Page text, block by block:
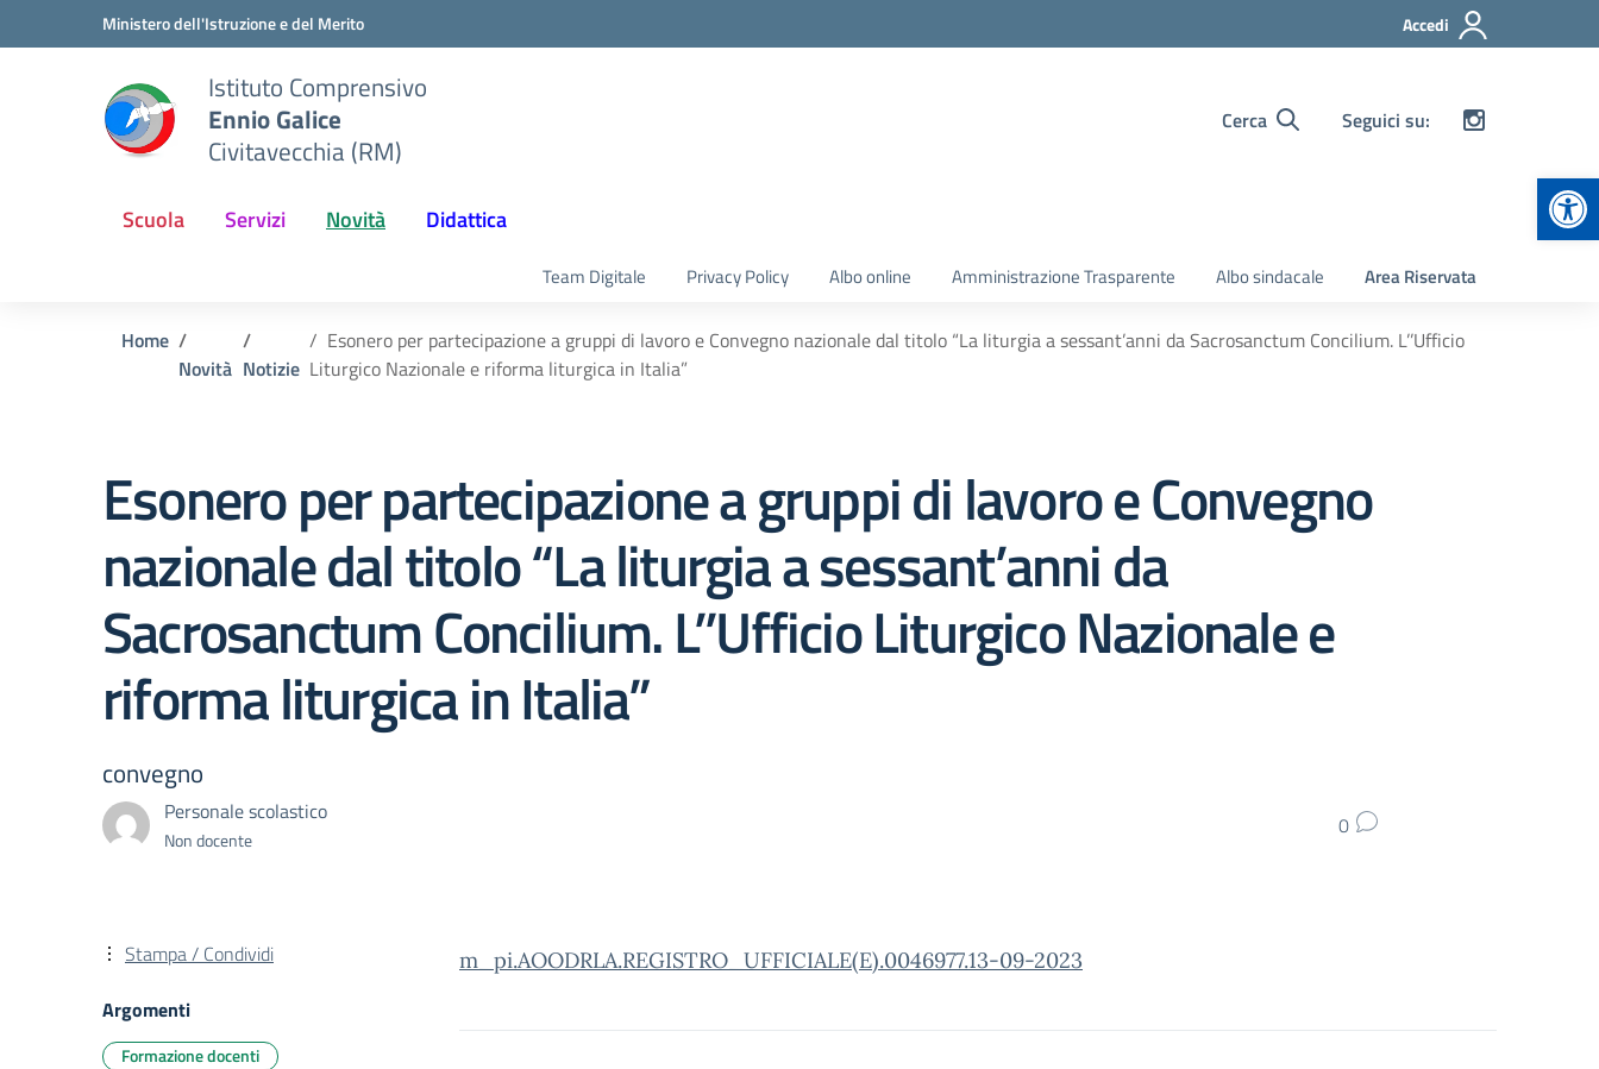
Vai ai contenuti
Vai al menu di navigazioneMinistero dell'Istruzione e del Merito Accedi
Istituto Comprensivo
Ennio Galice
Civitavecchia (RM)
Cerca Seguici su:
Scuola Servizi Novità Didattica
Team Digitale Privacy Policy Albo online Amministrazione Trasparente Albo sindacale Area Riservata
Home
Novità Notizie
Esonero per partecipazione a gruppi di lavoro e Convegno nazionale dal titolo “La liturgia a sessant’anni da Sacrosanctum Concilium. L’’Ufficio
Liturgico Nazionale e riforma liturgica in Italia”
Esonero per partecipazione a gruppi di lavoro e Convegno
nazionale dal titolo “La liturgia a sessant’anni da
Sacrosanctum Concilium. L’’Ufficio Liturgico Nazionale e
riforma liturgica in Italia”
convegno
Personale scolastico
Non docente 0
m_pi.AOODRLA.REGISTRO_UFFICIALE(E).0046977.13-09-2023
Stampa / Condividi
Argomenti
Formazione docenti